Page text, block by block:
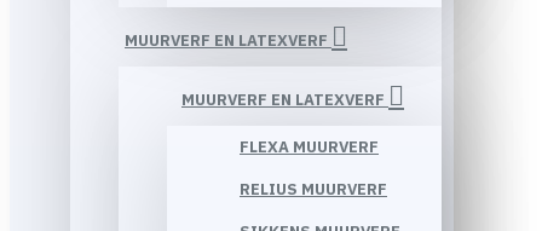
MUURVERF EN LATEXVERF
MUURVERF EN LATEXVERF
FLEXA MUURVERF
RELIUS MUURVERF